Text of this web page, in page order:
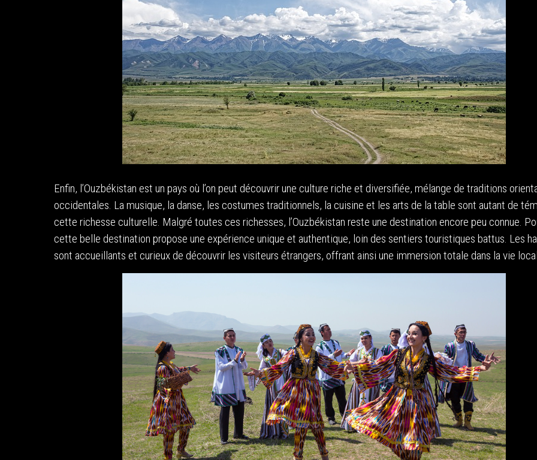
Enfin, l’Ouzbékistan est un pays où l’on peut découvrir une culture riche et diversifiée, mélange de traditions
occidentales. La musique, la danse, les costumes traditionnels, la cuisine et les arts de la table sont autant de
cette richesse culturelle. Malgré toutes ces richesses, l’Ouzbékistan reste une destination encore peu connue.
cette belle destination propose une expérience unique et authentique, loin des sentiers touristiques battus. Les
sont accueillants et curieux de découvrir les visiteurs étrangers, offrant ainsi une immersion totale dans la vie